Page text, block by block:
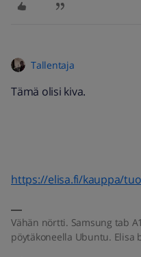
Tallentaja
Tämä olisi kiva.
https://elisa.fi/kauppa/
Vähän nörtti. Samsung tab
pöytäkoneella Ubuntu. Elisa